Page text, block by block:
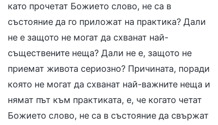
като прочетат Божието слово, не са в
състояние да го приложат на практика? Дали
не е защото не могат да схванат най-
съществените неща? Дали не е, защото не
приемат живота сериозно? Причината, поради
която не могат да схванат най-важните неща и
нямат път към практиката, е, че когато четат
Божието слово, не са в състояние да свържат